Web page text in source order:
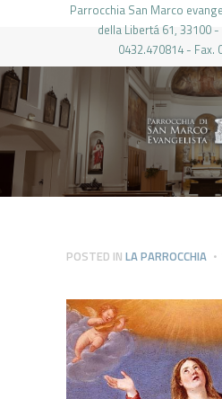
Parrocchia San Marco
della Libertá 61, 33100 -
0432.470814 - Fax.
PARROCCHIA DI
HOME
LA PARROCCHIA
IL PARROCO
LE ATTIVITÀ
PIERABECH
CONTATTI
LOGIN
POSTED IN LA PARROCCHIA